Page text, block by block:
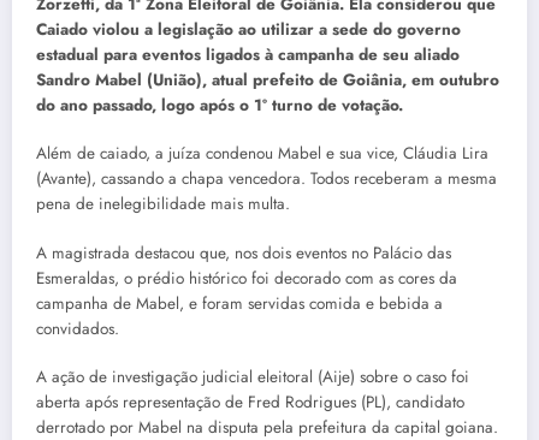
Caiado violou a legislação ao utilizar a sede do governo
estadual para eventos ligados à campanha de seu aliado
Sandro Mabel (União), atual prefeito de Goiânia, em outubro
do ano passado, logo após o 1º turno de votação.
Além de caiado, a juíza condenou Mabel e sua vice, Cláudia Lira
(Avante), cassando a chapa vencedora. Todos receberam a mesma
pena de inelegibilidade mais multa.
A magistrada destacou que, nos dois eventos no Palácio das
Esmeraldas, o prédio histórico foi decorado com as cores da
campanha de Mabel, e foram servidas comida e bebida a
convidados.
A ação de investigação judicial eleitoral (Aije) sobre o caso foi
aberta após representação de Fred Rodrigues (PL), candidato
derrotado por Mabel na disputa pela prefeitura da capital goiana.